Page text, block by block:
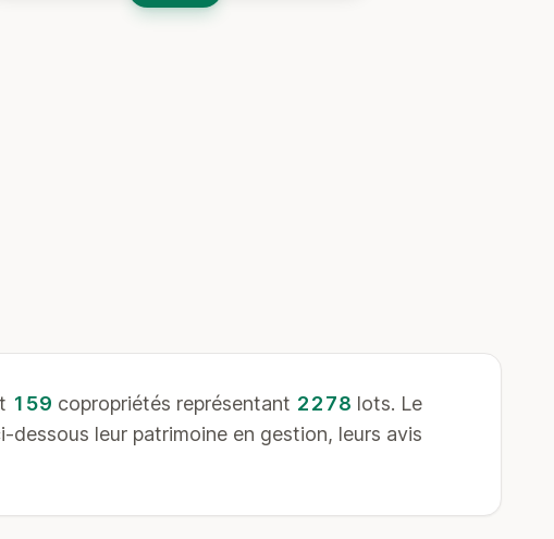
159 copropriétés représentant 2278 lots. Le
dessous leur patrimoine en gestion, leurs avis